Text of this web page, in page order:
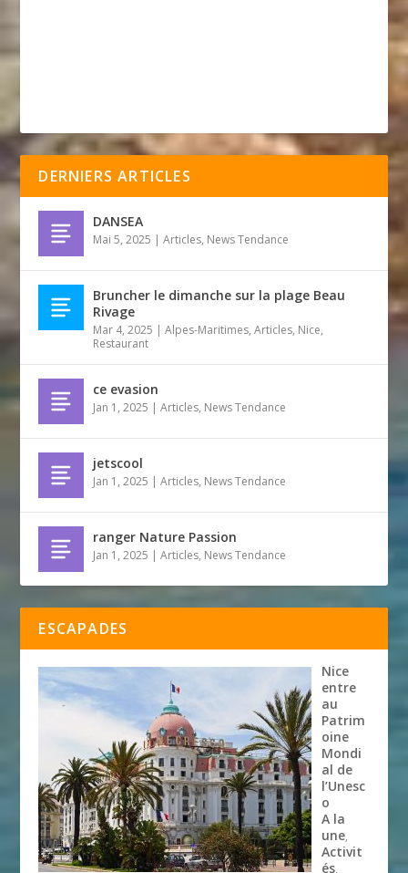
DERNIERS ARTICLES
DANSEA
Mai 5, 2025 |Articles, News Tendance
Bruncher le dimanche sur la plage Beau
Rivage
Mar 4, 2025 |Alpes-Maritimes,Articles, Nice,
Restaurant
ce evasion
Jan 1, 2025 |Articles, News Tendance
jetscool
Jan 1, 2025 |Articles, News Tendance
ranger Nature Passion
Jan 1, 2025 |Articles, News Tendance
ESCAPADES
Nice
entre
au
Patrim
oine
Mondi
al de
l’Unesc
o
A la
une,
Activit
és,